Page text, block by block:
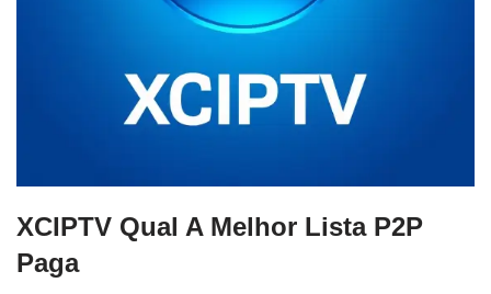
XCIPTV Qual A Melhor Lista P2P
Paga